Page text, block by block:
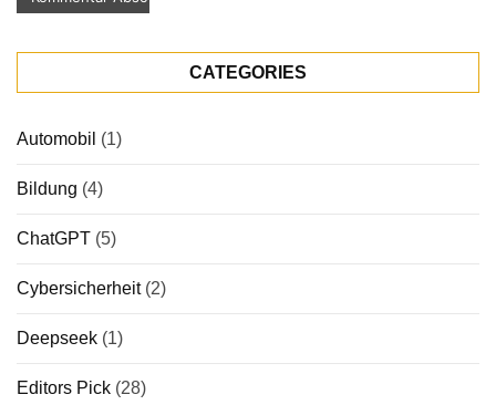
CATEGORIES
Automobil (1)
Bildung (4)
ChatGPT (5)
Cybersicherheit(2)
Deepseek (1)
Editors Pick (28)